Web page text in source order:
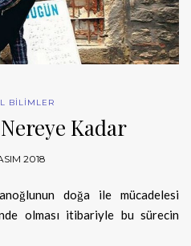
BİLİMLER
Kadar
2018
doğa ile mücadelesi
olması itibariyle bu sürecin